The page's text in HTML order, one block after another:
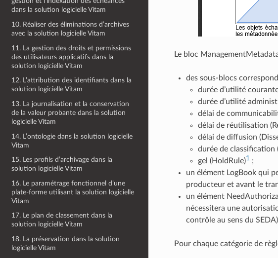
dans la solution logicielle Vitam
10. Réaliser des éliminations d’archives
avec la solution logicielle Vitam
11. La gestion des droits et permissions
des utilisateurs applicatifs dans la
solution logicielle Vitam
12. L’attribution des identifiants dans la
solution logicielle Vitam
13. La journalisation et la conservation
de la valeur probante dans la solution
logicielle Vitam
14. L’ontologie dans la solution logicielle
Vitam
15. Les profils d’archivage dans la
solution logicielle Vitam
16. Le paramétrage fonctionnel d’une
plate-forme utilisant la solution logicielle
Vitam
17. Le plan de classement dans la
solution logicielle Vitam
18. La préservation dans la solution
logicielle Vitam
Le bloc
des sous-blocs
durée d’utilité
durée d’utilité
délai de
délai de réutilisation
délai de diffusion
durée de classification
gel (HoldRule)1;
un élément LogBook qui
producteur et avant le
un élément
nécessitera une
contrôle au sens du
Pour chaque catégorie de